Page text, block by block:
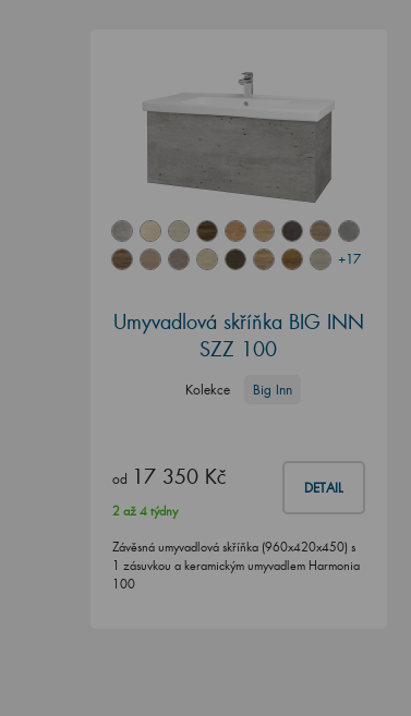
+17
Umyvadlová skříňka BIG INN
SZZ 100
Kolekce Big Inn
od 17 350 Kč DETAIL
2 až 4 týdny
Závěsná umyvadlová skříňka (960x420x450) s
1 zásuvkou a keramickým umyvadlem Harmonia
100